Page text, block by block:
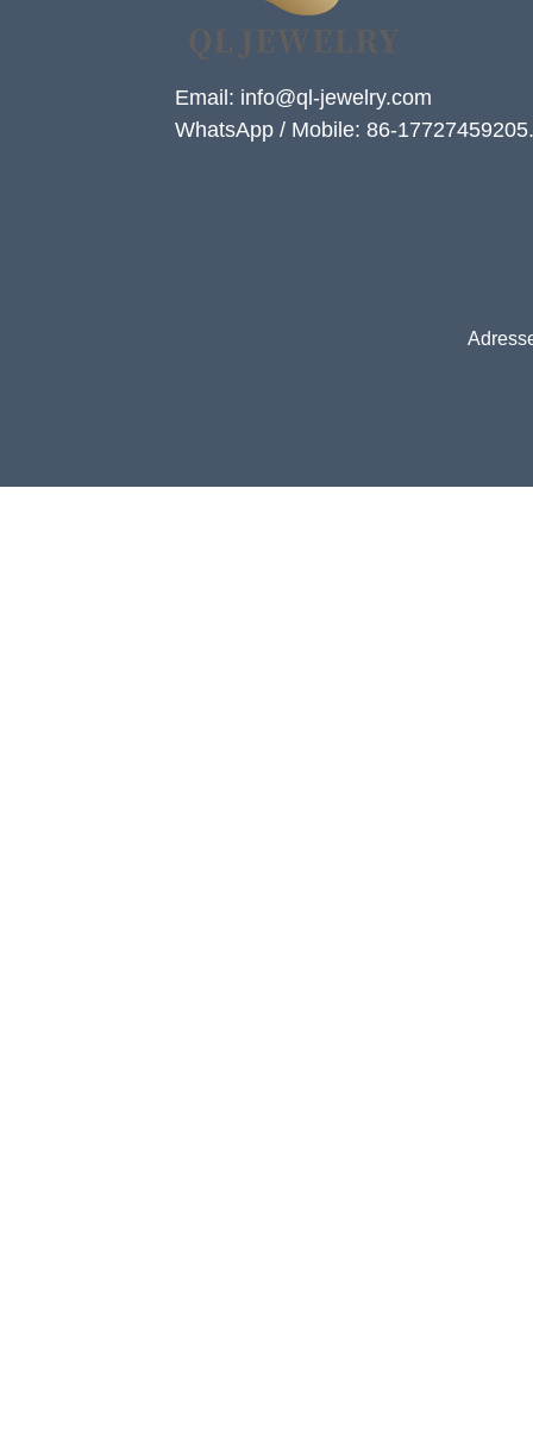
Email: info@ql-jewelry.com
WhatsApp / Mobile: 86-17727459205.